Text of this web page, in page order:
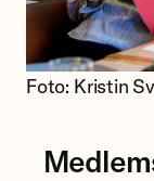
Foto: Kristin